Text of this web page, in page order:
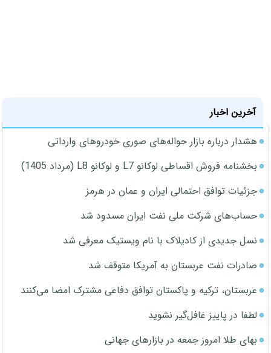
آخرین اخبار
هشدار درباره بازار حواله‌های صوری خودروهای وارداتی
بخشنامه فروش اقساطی لوکانو L7 و لوکانو L8 (مرداد 1405)
جزئیات توافق احتمالی ایران و عمان در هرمز
حساب‌های شرکت ملی نفت ایران مسدود شد
نسل جدیدی از کادیلاک با نام ویستیک معرفی شد
صادرات نفت عربستان به آمریکا متوقف شد
عربستان، ترکیه و پاکستان توافق دفاعی مشترک امضا می‌کنند
لطفا در پاییز غافل‌گیر نشوید
بهای طلا امروز جمعه در بازارهای جهانی